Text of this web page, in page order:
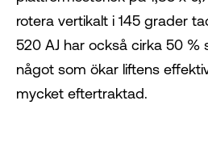
rotera vertikalt i 145 grader
520 AJ har också cirka 50 %
något som ökar liftens
mycket eftertraktad.